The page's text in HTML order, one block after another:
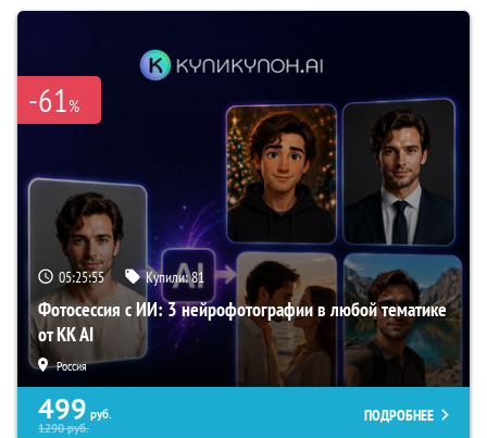
-61%
05:25:54 Купили:81
Фотосессия с ИИ: 3 нейрофотографии в любой тематике
от KK AI
Россия
499 руб.
1290руб.
ПОДРОБНЕЕ